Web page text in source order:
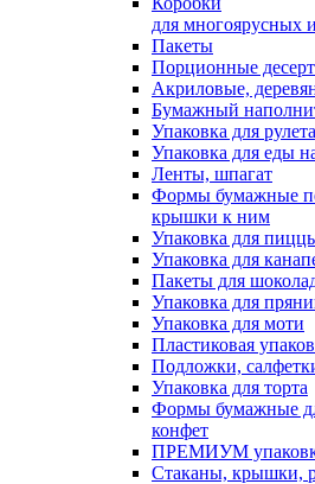
для многоярусных
Пакеты
Порционные
Акриловые,
Бумажный
Упаковка для
Упаковка для еды
Ленты, шпагат
Формы бумажные
крышки к ним
Упаковка для
Упаковка для
Пакеты для
Упаковка для
Упаковка для моти
Пластиковая
Подложки,
Упаковка для торта
Формы бумажные
конфет
ПРЕМИУМ
Стаканы, крышки,